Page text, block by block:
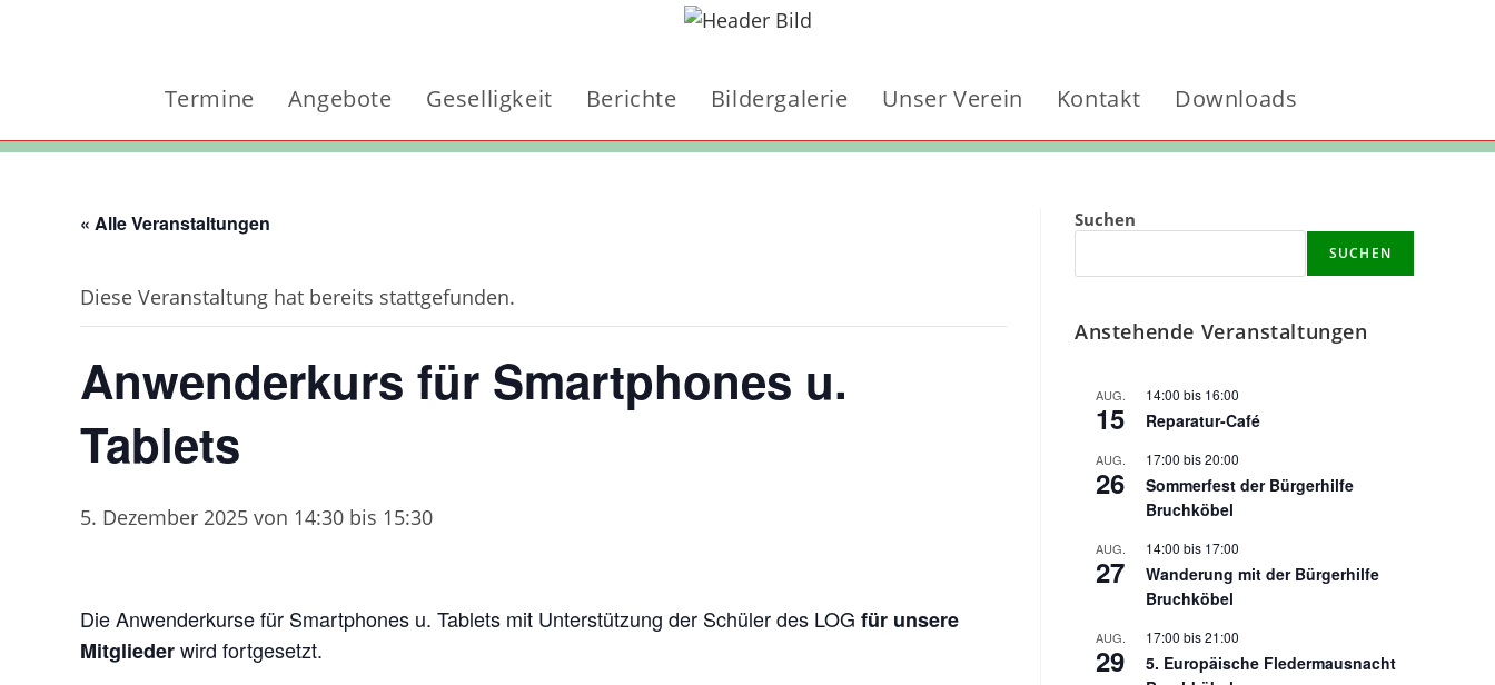
Termine Angebote Geselligkeit Berichte Bildergalerie Unser Verein Kontakt Downloads
Website-
Suche
« Alle Veranstaltungen
Diese Veranstaltung hat bereits stattgefunden.
Anwenderkurs für Smartphones u.
Tablets
5. Dezember 2025 von 14:30 bis 15:30
Die Anwenderkurse für Smartphones u. Tablets mit Unterstützung der Schüler des LOG für unsere
Mitgliederwird fortgesetzt.
Suchen
SUCHEN
Anstehende Veranstaltungen
AUG.
15
14:00 bis 16:00
Reparatur-Café
AUG.
26
17:00 bis20:00
Sommerfest der Bürgerhilfe
Bruchköbel
AUG.
27
14:00 bis 17:00
Wanderung mit der Bürgerhilfe
Bruchköbel
AUG.
29
17:00 bis21:00
5. Europäische Fledermausnacht